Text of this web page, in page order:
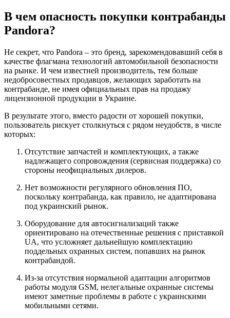
В чем опасность покупки контрабанды
Pandora?
Не секрет, что Pandora – это бренд, зарекомендовавший себя в
качестве флагмана технологий автомобильной безопасности
на рынке. И чем известней производитель, тем больше
недобросовестных продавцов, желающих заработать на
контрабанде, не имея официальных прав на продажу
лицензионной продукции в Украине.
В результате этого, вместо радости от хорошей покупки,
пользователь рискует столкнуться с рядом неудобств, в числе
которых:
Отсутствие запчастей и комплектующих, а также
надлежащего сопровождения (сервисная поддержка) со
стороны неофициальных дилеров.
Нет возможности регулярного обновления ПО,
поскольку контрабанда, как правило, не адаптирована
под украинский рынок.
Оборудование для автосигнализаций также
ориентировано на отечественные решения с приставкой
UA, что усложняет дальнейшую комплектацию
поддельных охранных систем, попавших на рынок
контрабандой.
Из-за отсутствия нормальной адаптации алгоритмов
работы модуля GSM, нелегальные охранные системы
имеют заметные проблемы в работе с украинскими
мобильными сетями.